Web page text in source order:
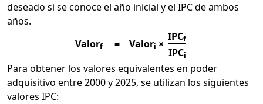
deseado si se conoce el año inicial y el IPC de ambos
años.
Valorf = Valori ×
IPCf
IPCi
Para obtener los valores equivalentes en poder
adquisitivo entre 2000 y 2025, se utilizan los siguientes
valores IPC: